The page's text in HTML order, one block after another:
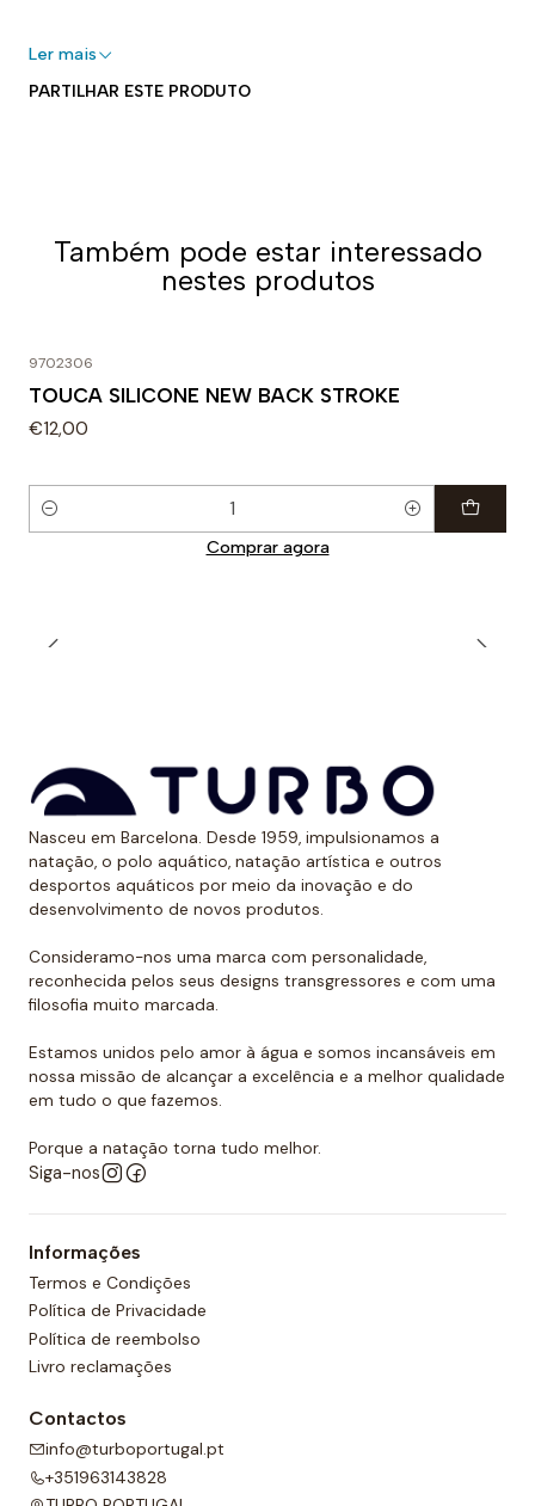
- Elástico para um ajuste seguro e adaptável
Perfeita para nadar. Projetado para uso diário em
treinos ou competições. A densidade específica do
Ler mais
PARTILHAR ESTE PRODUTO
Também pode estar interessado
nestes produtos
9702306
TOUCA SILICONE NEW BACK STROKE
€12,00
Quantidade
Comprar agora
Nasceu em Barcelona. Desde 1959, impulsionamos a
natação, o polo aquático, natação artística e outros
desportos aquáticos por meio da inovação e do
desenvolvimento de novos produtos.
Consideramo-nos uma marca com personalidade,
reconhecida pelos seus designs transgressores e com uma
filosofia muito marcada.
Estamos unidos pelo amor à água e somos incansáveis em
nossa missão de alcançar a excelência e a melhor qualidade
em tudo o que fazemos.
Porque a natação torna tudo melhor.
Siga-nos
Informações
Termos e Condições
Política de Privacidade
Política de reembolso
Livro reclamações
Contactos
info@turboportugal.pt
+351963143828